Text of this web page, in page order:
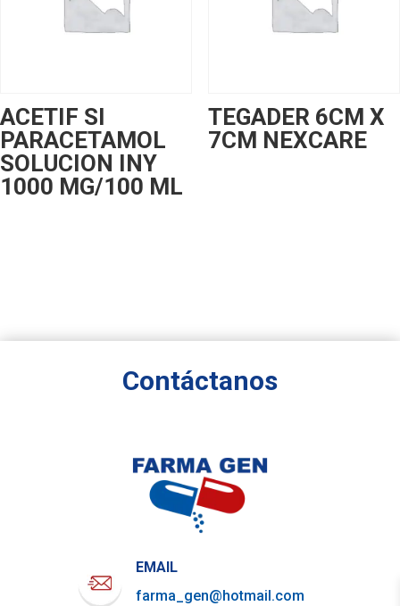
ACETIF SI
PARACETAMOL
SOLUCION INY
1000 MG/100 ML
TEGADER 6CM X
7CM NEXCARE
Contáctanos
EMAIL
farma_gen@hotmail.com